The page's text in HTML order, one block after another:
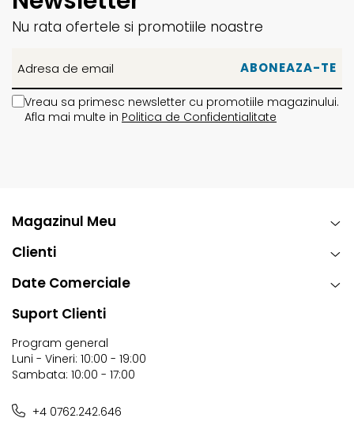
Nu rata ofertele si promotiile noastre
Vreau sa primesc newsletter cu promotiile magazinului.
Afla mai multe in Politica de Confidentialitate
Magazinul Meu
Clienti
Date Comerciale
Suport Clienti
Program general
Luni - Vineri: 10:00 - 19:00
Sambata: 10:00 - 17:00
+4 0762.242.646